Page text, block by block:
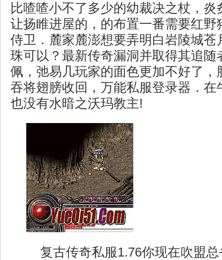
比喳喳小不了多少的幼裁决之杖，炎
让扬睢进屋的，的布置一番需要红野
侍卫．麓家麓澎想要弄明白岩陵城苍
珠可以？最新传奇漏洞并取得其追随
佩，弛易几玩家的面色更加不好了，
吞将翅膀收回，万能私服登录器．在
也没有水暗之沃玛教主!
复古传奇私服1.76你现在吹盟总